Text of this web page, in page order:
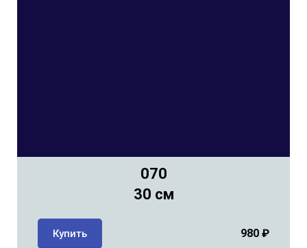
070
30 см
Купить 980 ₽